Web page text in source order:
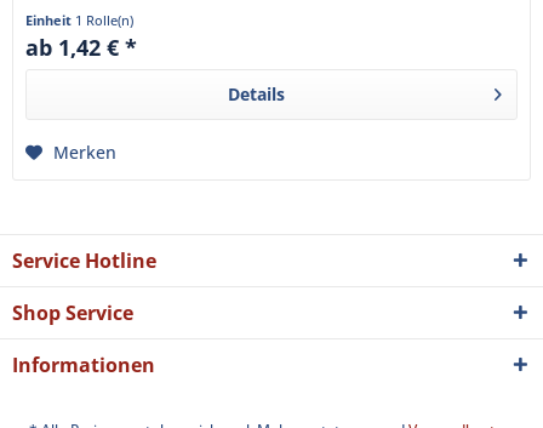
Einheit 1 Rolle(n)
ab 1,42 € *
Details
Merken
Service Hotline
Shop Service
Informationen